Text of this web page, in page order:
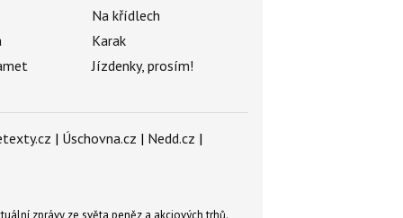
Na křídlech
Karak
Jízdenky, prosím!
| Úschovna.cz | Nedd.cz |
zprávy ze světa peněz a akciových trhů.